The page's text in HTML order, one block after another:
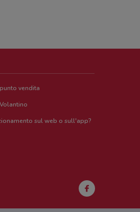
vendita
sul web o sull'app?